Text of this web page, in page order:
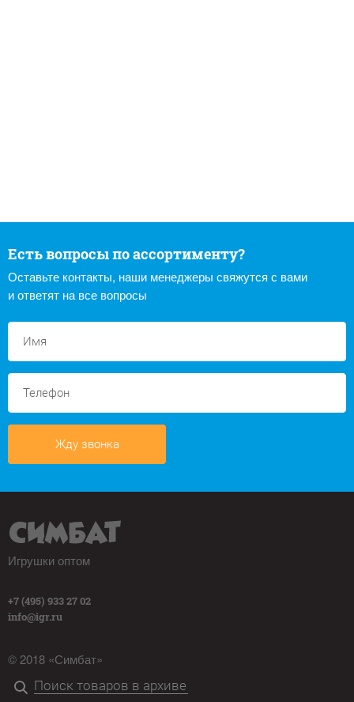
Есть вопросы по ассортименту?
Оставьте контакты, наши менеджеры свяжутся с вами
и ответят на все вопросы
Жду звонка
Игрушки оптом
+7 (495) 933 27 02
info@igr.ru
© 2018 «Симбат»